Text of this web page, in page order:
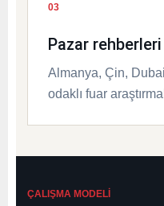
03
Pazar rehberleri
Almanya, Çin,
odaklı fuar
ÇALIŞMA MODELI